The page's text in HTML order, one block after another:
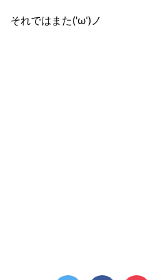
それではまた('ω')ノ